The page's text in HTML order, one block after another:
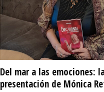
Del mar a las emociones:
presentación de Mónica